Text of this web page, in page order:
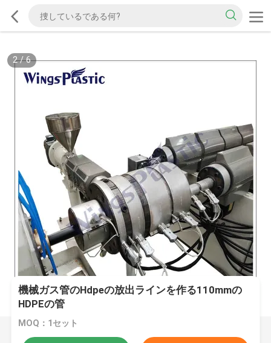
2/6
機械ガス管のHdpeの放出ラインを作る110mmの
HDPEの管
MOQ：1セット